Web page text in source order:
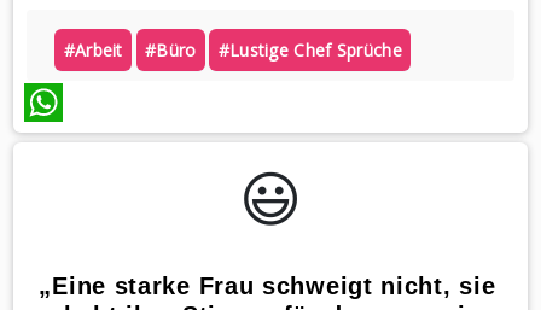
#arbeit #büro #lustige Chef Sprüche
WhatsApp
😃️
„Eine starke Frau schweigt nicht, sie